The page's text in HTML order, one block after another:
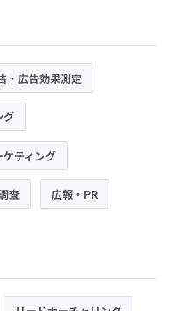
・広告効果測定
グ
ケティング
査 広報・PR